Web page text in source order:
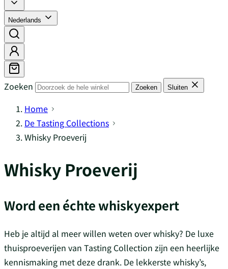
Nederlands
Zoeken Zoeken Sluiten
Home
De Tasting Collections
Whisky Proeverij
Whisky Proeverij
Word een échte whiskyexpert
Heb je altijd al meer willen weten over whisky? De luxe
thuisproeverijen van Tasting Collection zijn een heerlijke
kennismaking met deze drank. De lekkerste whisky’s,